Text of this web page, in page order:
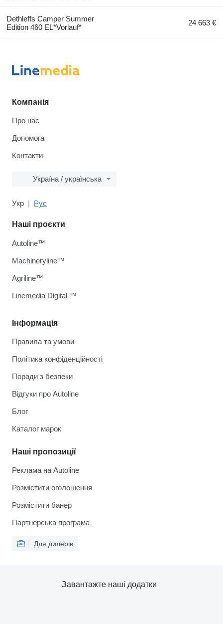
Dethleffs Camper Summer
Edition 460 EL*Vorlauf*
24 663 €
Компанія
Про нас
Допомога
Контакти
Україна / українська
Укр Рус
Інформація
Правила та умови
Політика конфіденційності
Поради з безпеки
Відгуки про Autoline
Блог
Каталог марок
Наші пропозиції
Реклама на Autoline
Розмістити оголошення
Розмістити банер
Партнерська програма
Для дилерів
Наші проєкти
Autoline™
Machineryline™
Agriline™
Linemedia Digital ™
Завантажте наші додатки